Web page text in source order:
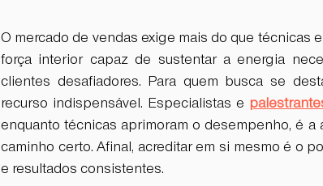
O mercado de vendas exige mais do que técnicas
força interior capaz de sustentar a energia
clientes desafiadores. Para quem busca se
recurso indispensável. Especialistas e
enquanto técnicas aprimoram o desempenho, é
caminho certo. Afinal, acreditar em si mesmo é o
e resultados consistentes.